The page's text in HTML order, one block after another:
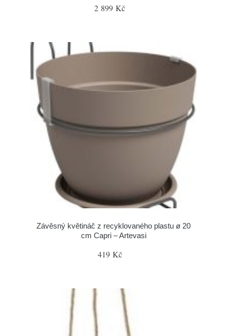
2 899 Kč
Závěsný květináč z recyklovaného plastu ø 20
cm Capri – Artevasi
419 Kč